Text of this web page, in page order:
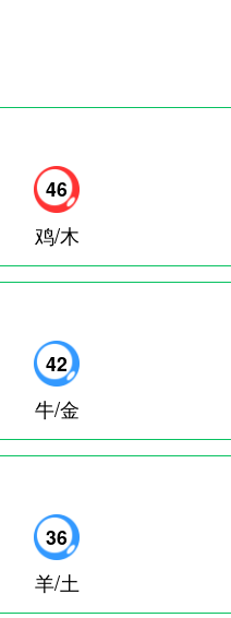
46
鸡/木
42
牛/金
36
羊/土